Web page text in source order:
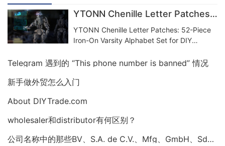
YTONN Chenille Letter Patches: 52-Piece Iron-On Varsity Alphabet Set for DIY Clothing Customization
YTONN Chenille Letter Patches: 52-Piece
Iron-On Varsity Alphabet Set for DIY
Telegram 遇到的 “This phone number is banned” 情况
新手做外贸怎么入门
About DIYTrade.com
wholesaler和distributor有何区别？
公司名称中的那些BV、S.A. de C.V.、Mfg、GmbH、Sdn.Bhd是什么意思